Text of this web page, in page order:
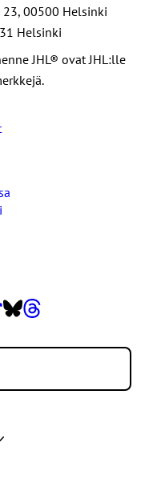
00500 Helsinki
Helsinki
JHL® ovat JHL:lle